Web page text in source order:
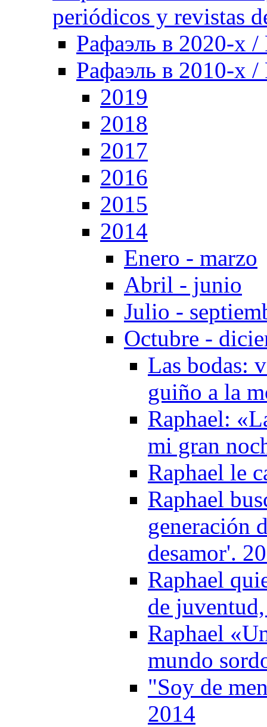
periódicos y revistas
Рафаэль в 2020-х /
Рафаэль в 2010-х /
2019
2018
2017
2016
2015
2014
Enero - marzo
Abril - junio
Julio -
Octubre -
Las bodas:
guiño a la
Raphael:
mi gran
Raphael le
Raphael
generación
desamor'.
Raphael
de
Raphael
mundo
"Soy de
2014